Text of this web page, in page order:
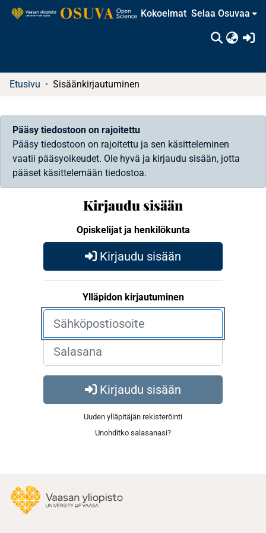
Kokoelmat Selaa Osuvaa
Etusivu Sisäänkirjautuminen
Pääsy tiedostoon on rajoitettu
Pääsy tiedostoon on rajoitettu ja sen käsitteleminen
vaatii pääsyoikeudet. Ole hyvä ja kirjaudu sisään, jotta
pääset käsittelemään tiedostoa.
Kirjaudu sisään
Opiskelijat ja henkilökunta
Kirjaudu sisään
Ylläpidon kirjautuminen
Kirjaudu sisään
Uuden ylläpitäjän rekisteröinti
Unohditko salasanasi?